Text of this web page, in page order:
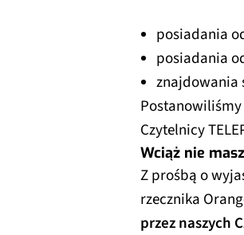
posiadania
posiadania
znajdowania
Czytelnicy
Wciąż nie
Z prośbą o
rzecznika
przez naszych